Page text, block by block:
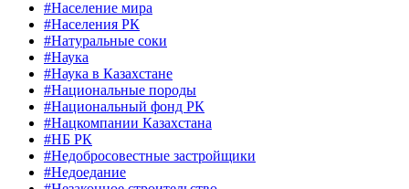
#Население мира
#Населения РК
#Натуральные соки
#Наука
#Наука в Казахстане
#Национальные породы
#Национальный фонд РК
#Нацкомпании Казахстана
#НБ РК
#Недобросовестные застройщики
#Недоедание